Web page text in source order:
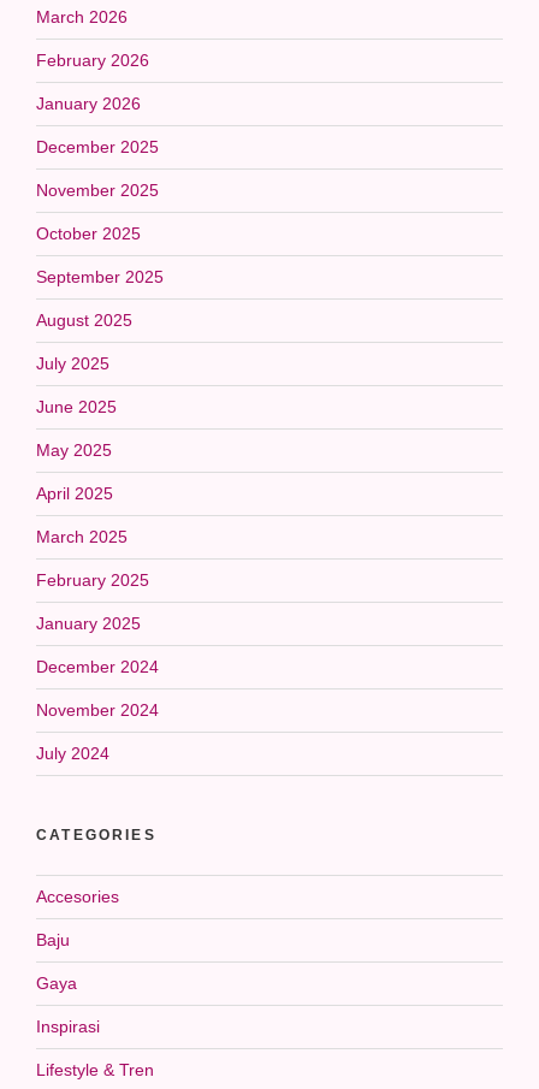
March 2026
February 2026
January 2026
December 2025
November 2025
October 2025
September 2025
August 2025
July 2025
June 2025
May 2025
April 2025
March 2025
February 2025
January 2025
December 2024
November 2024
July 2024
CATEGORIES
Accesories
Baju
Gaya
Inspirasi
Lifestyle & Tren